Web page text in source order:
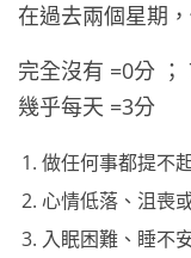
在過去兩個星期
完全沒有 =0分 ；
幾乎每天 =3分
做任何事都提不
心情低落、沮喪
入眠困難、睡不